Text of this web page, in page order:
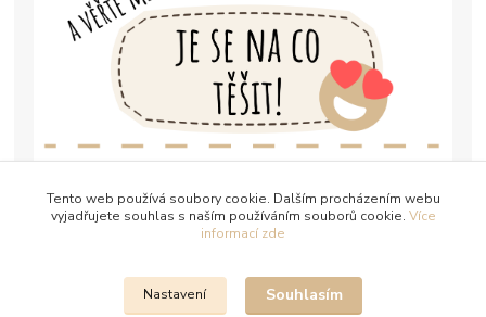
Tento web používá soubory cookie. Dalším procházením webu
vyjadřujete souhlas s naším používáním souborů cookie. Více
informací zde
Nastavení Souhlasím